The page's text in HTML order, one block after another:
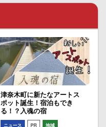
津奈木町に新たなアートス
ポット誕生！宿泊もでき
る！？入魂の宿
ニュース PR 地域